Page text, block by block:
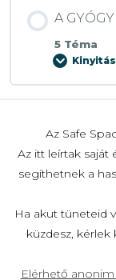
A
5 Téma
Kinyitás
A
ÚTJA
Az Safe
Az itt leírtak saját
segíthetnek a
Ha akut tüneteid
küzdesz,
Elérhető